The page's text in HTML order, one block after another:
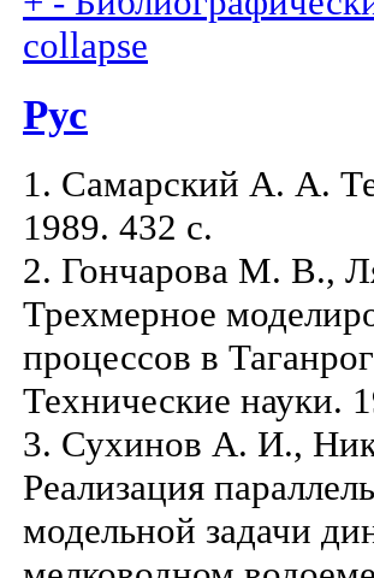
collapse
Рус
1. Самарский А. А.
1989. 432 с.
2. Гончарова М. В.,
Трехмерное
процессов в
Технические науки.
3. Сухинов А. И.,
Реализация
модельной задачи